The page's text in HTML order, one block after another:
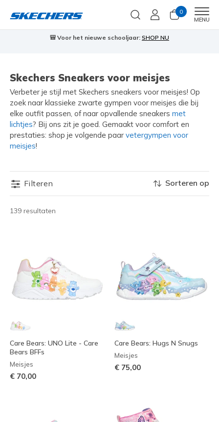
0
MENU
🎒 Voor het nieuwe schooljaar: SHOP NU
Skechers Sneakers voor meisjes
Verbeter je stijl met Skechers sneakers voor meisjes! Op
zoek naar klassieke zwarte gympen voor meisjes die bij
elke outfit passen, of naar opvallende sneakers met
lichtjes? Bij ons zit je goed. Gemaakt voor comfort en
prestaties: shop je volgende paar vetergympen voor
meisjes!
Filteren
139 resultaten
Sorteren op
Care Bears: UNO Lite - Care
Bears BFFs
Meisjes
€ 70,00
Care Bears: Hugs N Snugs
Meisjes
€ 75,00